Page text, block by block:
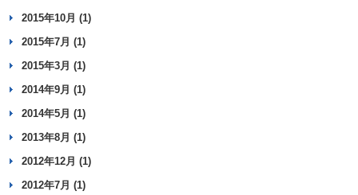
2015年10月 (1)
2015年7月 (1)
2015年3月 (1)
2014年9月 (1)
2014年5月 (1)
2013年8月 (1)
2012年12月 (1)
2012年7月 (1)